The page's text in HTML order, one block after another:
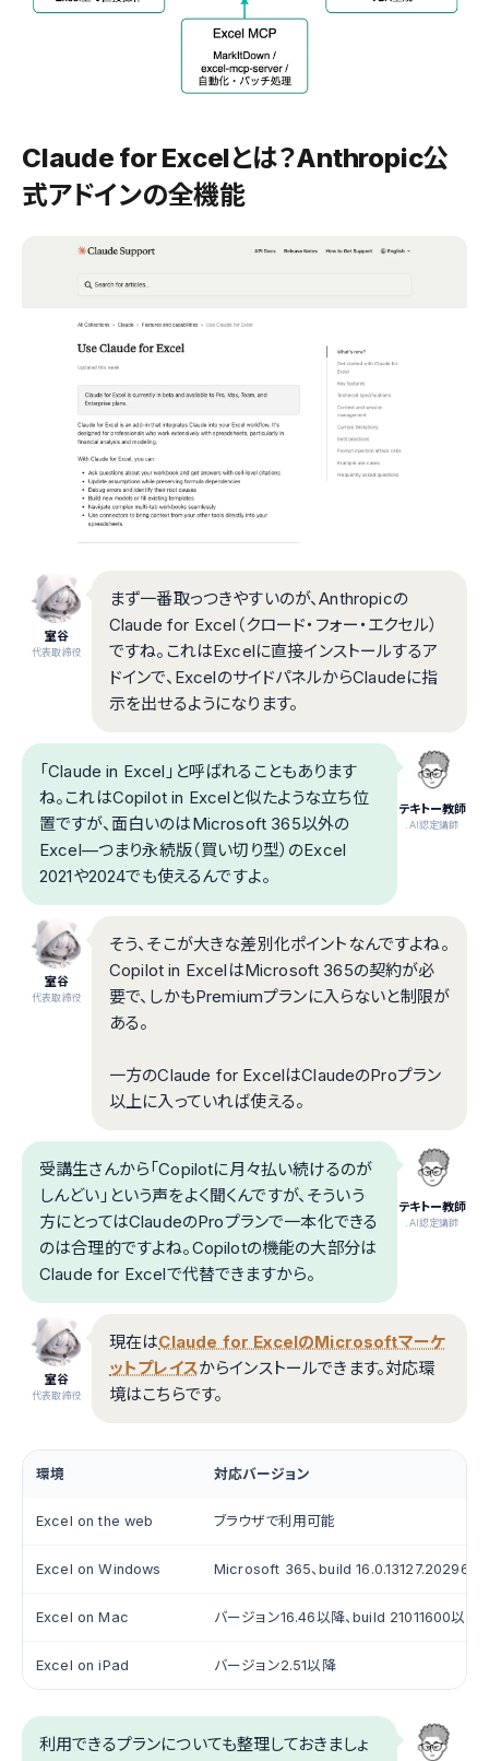
Claude for Excelとは？Anthropic公
式アドインの全機能
室谷
代表取締役
まず一番取っつきやすいのが、Anthropicの
Claude for Excel（クロード・フォー・エクセル）
ですね。これはExcelに直接インストールするア
ドインで、ExcelのサイドパネルからClaudeに指
示を出せるようになります。
テキトー教師
.AI認定講師
「Claude in Excel」と呼ばれることもあります
ね。これはCopilot in Excelと似たような立ち位
置ですが、面白いのはMicrosoft 365以外の
Excel—つまり永続版（買い切り型）のExcel
2021や2024でも使えるんですよ。
室谷
代表取締役
そう、そこが大きな差別化ポイントなんですよね。
Copilot in ExcelはMicrosoft 365の契約が必
要で、しかもPremiumプランに入らないと制限が
ある。
一方のClaude for ExcelはClaudeのProプラン
以上に入っていれば使える。
テキトー教師
.AI認定講師
受講生さんから「Copilotに月々払い続けるのが
しんどい」という声をよく聞くんですが、そういう
方にとってはClaudeのProプランで一本化できる
のは合理的ですよね。Copilotの機能の大部分は
Claude for Excelで代替できますから。
室谷
代表取締役
現在はClaude for ExcelのMicrosoftマーケ
ットプレイスからインストールできます。対応環
境はこちらです。
環境 対応バージョン
Excel on the web ブラウザで利用可能
Excel on Windows Microsoft 365、build 16.0.13127.20296以
Excel on Mac バージョン16.46以降、build 21011600以降
Excel on iPad バージョン2.51以降
利用できるプランについても整理しておきましょ